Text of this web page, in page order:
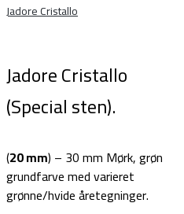
Jadore Cristallo
Jadore Cristallo
(Special sten).
(20 mm) – 30 mm Mørk, grøn
grundfarve med varieret
grønne/hvide åretegninger.